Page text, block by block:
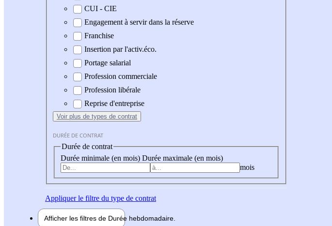
CUI - CIE
Engagement à servir dans la réserve
Franchise
Insertion par l'activ.éco.
Portage salarial
Profession commerciale
Profession libérale
Reprise d'entreprise
Voir plus de types de contrat
DURÉE DE CONTRAT
Durée de contrat
Durée minimale (en mois) Durée maximale (en mois)
mois
Appliquerle filtre du type de contrat
Afficher les filtres de Durée hebdomadaire